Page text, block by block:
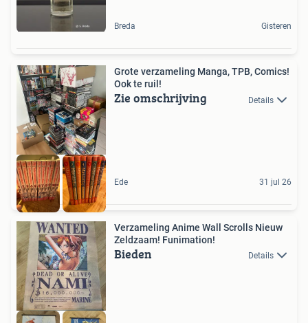
Breda Gisteren
Grote verzameling Manga, TPB, Comics!
Ook te ruil!
Zie omschrijving Details
Ede 31 jul 26
Verzameling Anime Wall Scrolls Nieuw
Zeldzaam! Funimation!
Bieden Details